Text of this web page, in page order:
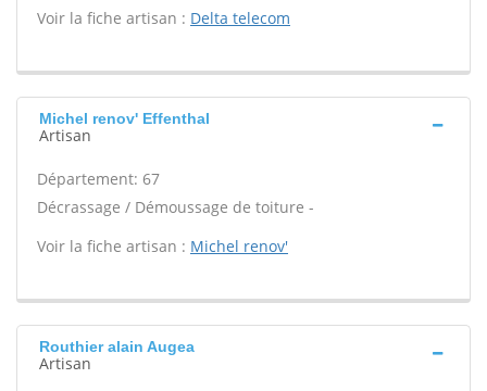
Voir la fiche artisan : Delta telecom
Michel renov' Effenthal
Artisan
Département: 67
Décrassage / Démoussage de toiture -
Voir la fiche artisan : Michel renov'
Routhier alain Augea
Artisan